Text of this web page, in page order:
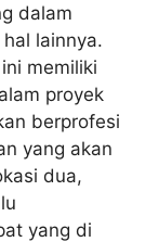
dalam
lainnya.
memiliki
proyek
berprofesi
yang akan
dua,
yang di